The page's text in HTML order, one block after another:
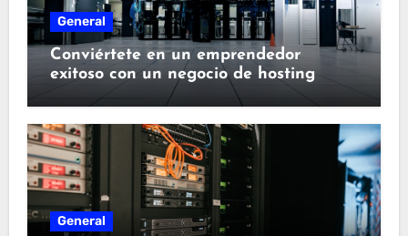
General
Conviértete en un emprendedor
exitoso con un negocio de hosting
General